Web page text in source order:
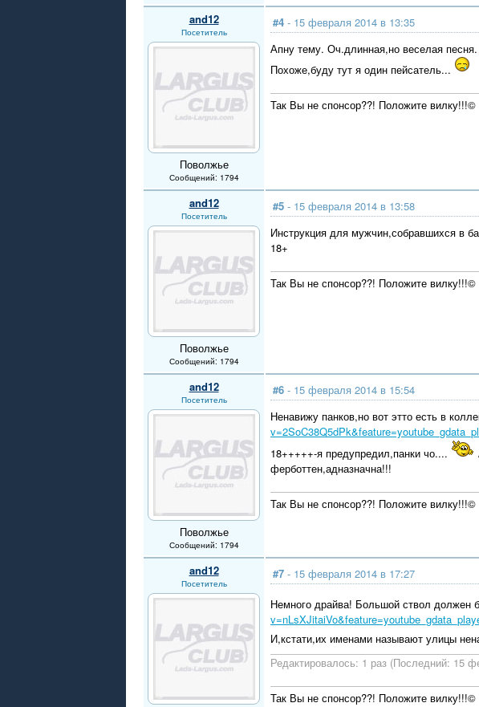
and12
Посетитель
Поволжье
Сообщений: 1794
#4 - 15 февраля 2014 в 13:35
Апну тему. Оч.длинная,но веселая песня.
Похоже,буду тут я один пейсатель...
Так Вы не спонсор??! Положите вилку!!!©
and12
Посетитель
Поволжье
Сообщений: 1794
#5 - 15 февраля 2014 в 13:58
Инструкция для мужчин,собравшихся в
18+
Так Вы не спонсор??! Положите вилку!!!©
and12
Посетитель
Поволжье
Сообщений: 1794
#6 - 15 февраля 2014 в 15:54
Ненавижу панков,но вот этто есть в
18+++++-я предупредил,панки чо....
ферботтен,адназначна!!!
Так Вы не спонсор??! Положите вилку!!!©
and12
Посетитель
#7 - 15 февраля 2014 в 17:27
Немного драйва! Большой ствол должен
И,кстати,их именами называют улицы
Редактировалось: 1 раз (Последний: 15
Так Вы не спонсор??! Положите вилку!!!©